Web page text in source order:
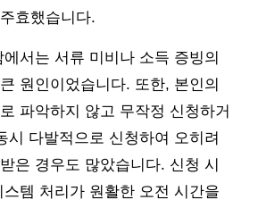
효했습니다.
서는 서류 미비나 소득 증빙의
원인이었습니다. 또한, 본인의
파악하지 않고 무작정 신청하거
시 다발적으로 신청하여 오히려
은 경우도 많았습니다. 신청 시
템 처리가 원활한 오전 시간을